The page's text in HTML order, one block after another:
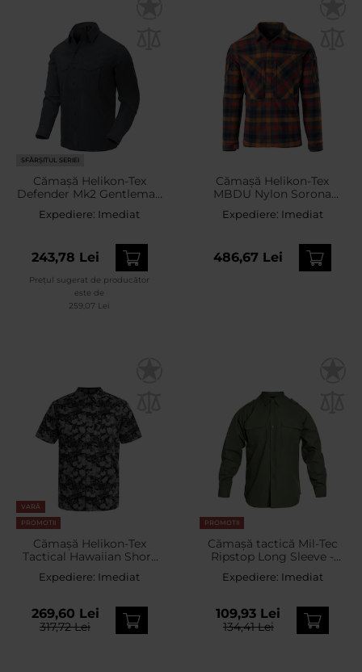
SFÂRȘITUL SERIEI
Cămașă Helikon-Tex
Defender Mk2 Gentleman
- Black/Grey Melange
Expediere: Imediat
243,78 Lei
Prețul sugerat de producător
este de
259,07 Lei
Cămașă Helikon-Tex
MBDU Nylon Sorona
Blend - Dark Autumn
Checkered
Expediere: Imediat
486,67 Lei
VARĂ
PROMOTII
Cămașă Helikon-Tex
Tactical Hawaiian Short
Sleeve - Dark Ops
Expediere: Imediat
269,60 Lei
317,72 Lei
PROMOTII
Cămașă tactică Mil-Tec
Ripstop Long Sleeve -
Expediere: Imediat
109,93 Lei
134,41 Lei